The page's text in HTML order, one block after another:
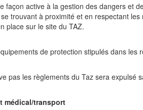
façon active à la gestion des dangers et
se trouvant à proximité et en respectant les
place sur le site du TAZ.
de protection stipulés dans les
pas les règlements du Taz sera expulsé
médical/transport